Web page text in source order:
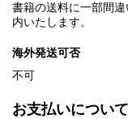
書籍の送料に一部間
内いたします。
海外発送可否
不可
お支払いについて